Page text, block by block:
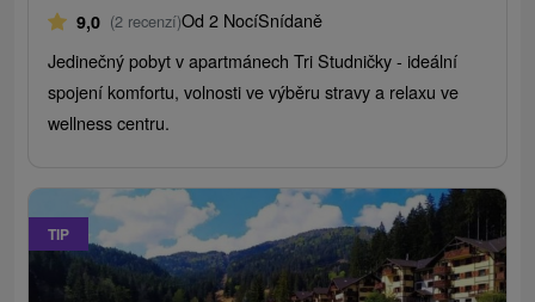
9,0 (2 recenzí)Od 2 NocíSnídaně
Jedinečný pobyt v apartmánech Tri Studničky - ideální
spojení komfortu, volnosti ve výběru stravy a relaxu ve
wellness centru.
TIP